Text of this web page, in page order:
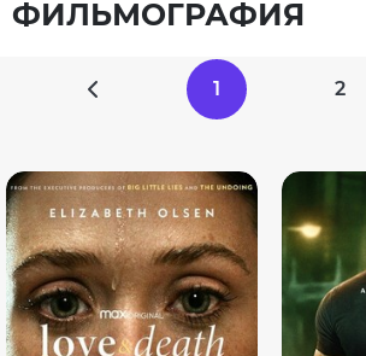
ФИЛЬМОГРАФИЯ
1 2